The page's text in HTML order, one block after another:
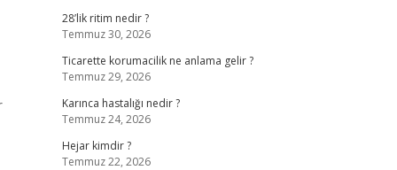
28’lik ritim nedir ?
Temmuz 30, 2026
Ticarette korumacilik ne anlama gelir ?
Temmuz 29, 2026
Karınca hastalığı nedir ?
Temmuz 24, 2026
Hejar kimdir ?
Temmuz 22, 2026